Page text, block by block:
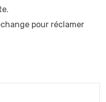
pour réclamer